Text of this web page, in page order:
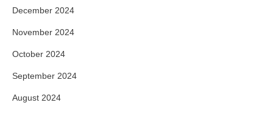
December 2024
November 2024
October 2024
September 2024
August 2024